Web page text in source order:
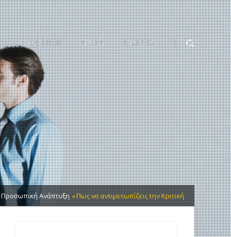
ΕΠΙΧΕΙΡΗΣΗ ΑΡΘΡΑ ΕΤΑΙΡΕΙΑ
Προσωπική Ανάπτυξη Πως να αντιμετωπίζεις την Κριτική